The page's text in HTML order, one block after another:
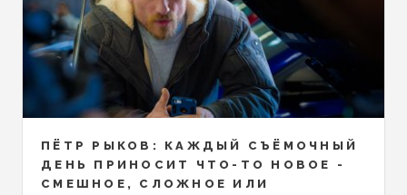
ПЁТР РЫКОВ: КАЖДЫЙ СЪЁМОЧНЫЙ
ДЕНЬ ПРИНОСИТ ЧТО-ТО НОВОЕ -
СМЕШНОЕ, СЛОЖНОЕ ИЛИ